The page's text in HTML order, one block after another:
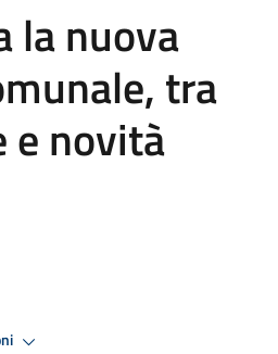
la nuova
tra
e novità